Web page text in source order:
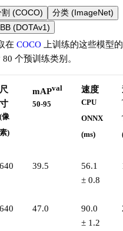
割 (COCO)
分类 (ImageNet)
(DOTAv1)
在 COCO 上训练的这些模型
个预训练类别。
尺
寸
(像
素)
mAPval
50-95
速度
CPU
ONNX
(ms)
640 39.5
56.1
± 0.8
640 47.0
90.0
± 1.2